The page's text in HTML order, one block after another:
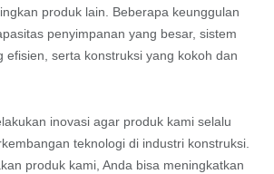
produk lain. Beberapa keunggulan
penyimpanan yang besar, sistem
efisien, serta konstruksi yang kokoh dan
inovasi agar produk kami selalu
teknologi di industri konstruksi.
produk kami, Anda bisa meningkatkan